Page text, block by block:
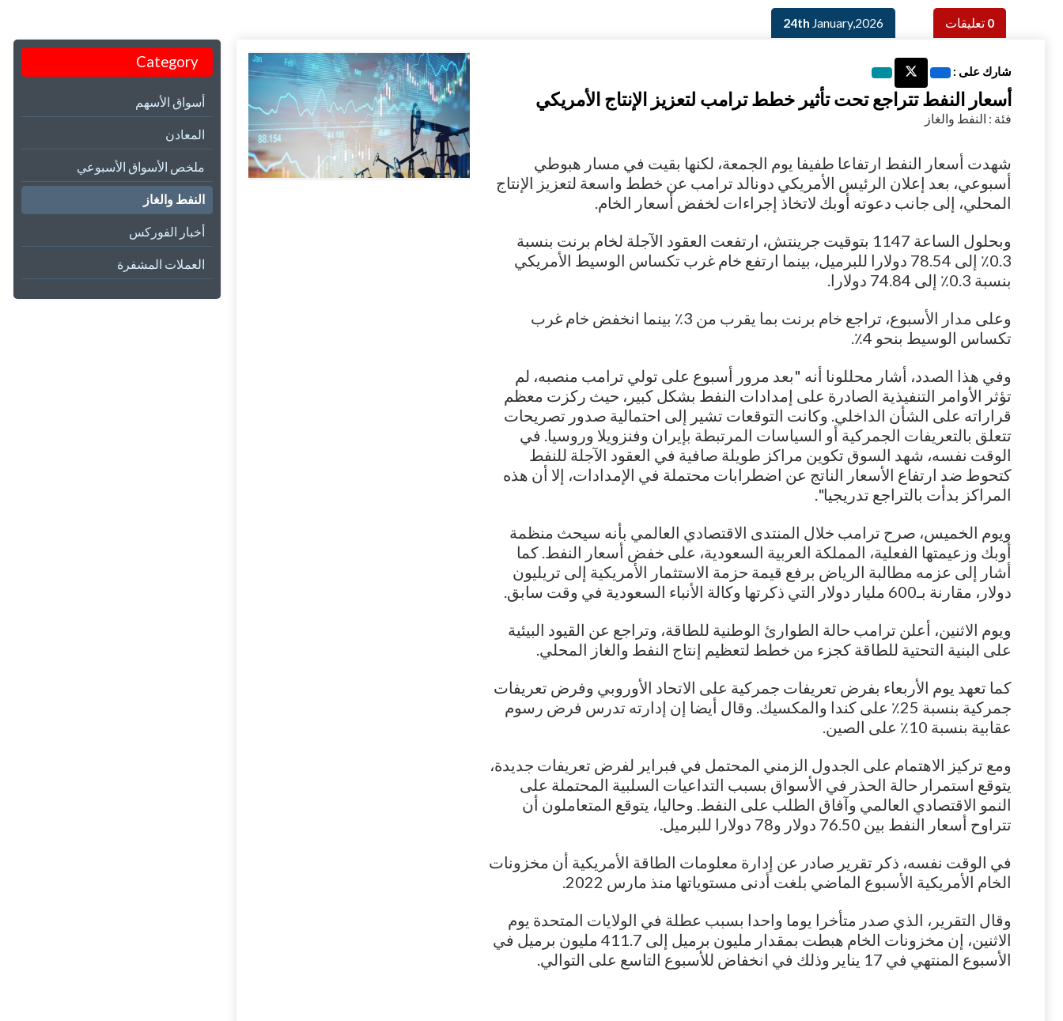
Category
أسواق الأسهم
المعادن
ملخص الأسواق الأسبوعي
النفط والغاز
أخبار الفوركس
العملات المشفرة
شارك على :
أسعار النفط تتراجع تحت تأثير خطط ترامب لتعزيز الإنتاج الأمريكي
فئة : النفط والغاز
شهدت أسعار النفط ارتفاعا طفيفا يوم الجمعة، لكنها بقيت في مسار هبوطي
أسبوعي، بعد إعلان الرئيس الأمريكي دونالد ترامب عن خطط واسعة لتعزيز الإنتاج
المحلي، إلى جانب دعوته أوبك لاتخاذ إجراءات لخفض أسعار الخام.
وبحلول الساعة 1147 بتوقيت جرينتش، ارتفعت العقود الآجلة لخام برنت بنسبة
0.3٪ إلى 78.54 دولارا للبرميل، بينما ارتفع خام غرب تكساس الوسيط الأمريكي
بنسبة 0.3٪ إلى 74.84 دولارا.
وعلى مدار الأسبوع، تراجع خام برنت بما يقرب من 3٪ بينما انخفض خام غرب
تكساس الوسيط بنحو 4٪.
وفي هذا الصدد، أشار محللونا أنه "بعد مرور أسبوع على تولي ترامب منصبه، لم
تؤثر الأوامر التنفيذية الصادرة على إمدادات النفط بشكل كبير، حيث ركزت معظم
قراراته على الشأن الداخلي. وكانت التوقعات تشير إلى احتمالية صدور تصريحات
تتعلق بالتعريفات الجمركية أو السياسات المرتبطة بإيران وفنزويلا وروسيا. في
الوقت نفسه، شهد السوق تكوين مراكز طويلة صافية في العقود الآجلة للنفط
كتحوط ضد ارتفاع الأسعار الناتج عن اضطرابات محتملة في الإمدادات، إلا أن هذه
المراكز بدأت بالتراجع تدريجيا".
ويوم الخميس، صرح ترامب خلال المنتدى الاقتصادي العالمي بأنه سيحث منظمة
أوبك وزعيمتها الفعلية، المملكة العربية السعودية، على خفض أسعار النفط. كما
أشار إلى عزمه مطالبة الرياض برفع قيمة حزمة الاستثمار الأمريكية إلى تريليون
دولار، مقارنة بـ600 مليار دولار التي ذكرتها وكالة الأنباء السعودية في وقت سابق.
ويوم الاثنين، أعلن ترامب حالة الطوارئ الوطنية للطاقة، وتراجع عن القيود البيئية
على البنية التحتية للطاقة كجزء من خطط لتعظيم إنتاج النفط والغاز المحلي.
كما تعهد يوم الأربعاء بفرض تعريفات جمركية على الاتحاد الأوروبي وفرض تعريفات
جمركية بنسبة 25٪ على كندا والمكسيك. وقال أيضا إن إدارته تدرس فرض رسوم
عقابية بنسبة 10٪ على الصين.
ومع تركيز الاهتمام على الجدول الزمني المحتمل في فبراير لفرض تعريفات جديدة،
يتوقع استمرار حالة الحذر في الأسواق بسبب التداعيات السلبية المحتملة على
النمو الاقتصادي العالمي وآفاق الطلب على النفط. وحاليا، يتوقع المتعاملون أن
تتراوح أسعار النفط بين 76.50 دولار و78 دولارا للبرميل.
في الوقت نفسه، ذكر تقرير صادر عن إدارة معلومات الطاقة الأمريكية أن مخزونات
الخام الأمريكية الأسبوع الماضي بلغت أدنى مستوياتها منذ مارس 2022.
وقال التقرير، الذي صدر متأخرا يوما واحدا بسبب عطلة في الولايات المتحدة يوم
الاثنين، إن مخزونات الخام هبطت بمقدار مليون برميل إلى 411.7 مليون برميل في
الأسبوع المنتهي في 17 يناير وذلك في انخفاض للأسبوع التاسع على التوالي.
24th January,2026 0 تعليقات